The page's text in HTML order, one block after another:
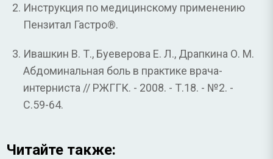
Инструкция по медицинскому применению
Пензитал Гастро®.
Ивашкин В. Т., Буеверова Е. Л., Драпкина О. М.
Абдоминальная боль в практике врача-
интерниста // РЖГГК. - 2008. - Т.18. - №2. -
С.59-64.
Читайте также: